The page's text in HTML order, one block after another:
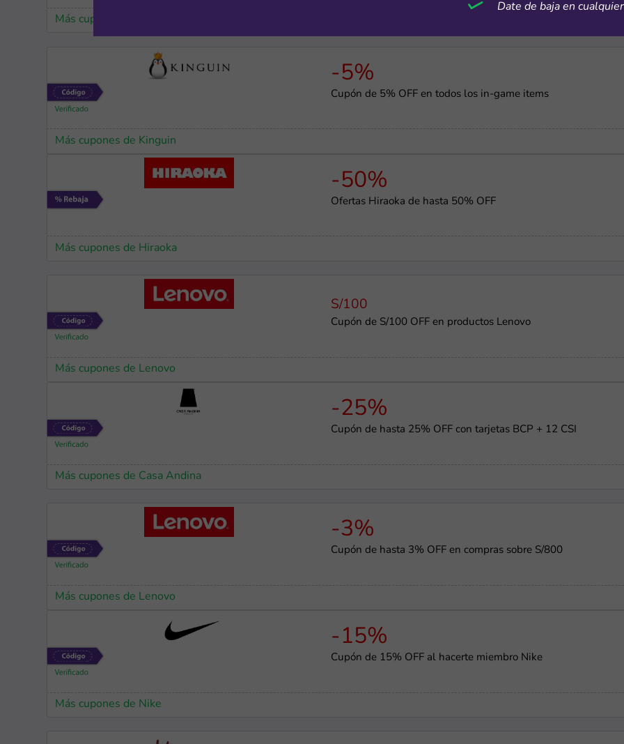
Más cupones de LG
-5%
Cupón de 5% OFF en todos los in-game items
Más cupones de Kinguin
-50%
Ofertas Hiraoka de hasta 50% OFF
Más cupones de Hiraoka
S/100
Cupón de S/100 OFF en productos Lenovo
Más cupones de Lenovo
-25%
Cupón de hasta 25% OFF con tarjetas BCP + 12 CSI
Más cupones de Casa Andina
-3%
Cupón de hasta 3% OFF en compras sobre S/800
Más cupones de Lenovo
-15%
Cupón de 15% OFF al hacerte miembro Nike
Más cupones de Nike
Date de baja en